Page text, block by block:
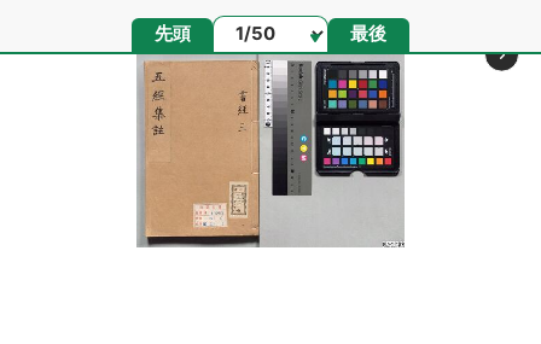
先頭 ページ 最後